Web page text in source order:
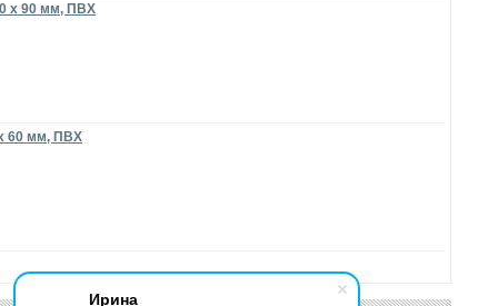
Ирина
х 90 мм, ПВХ
60 мм, ПВХ